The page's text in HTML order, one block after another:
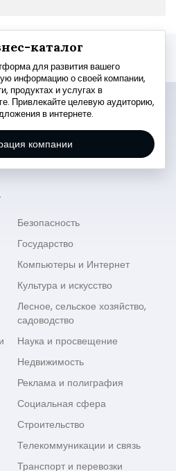
каталог
для развития вашего
информацию о своей компании,
продуктах и услугах в
Привлекайте целевую аудиторию,
в интернете.
компании
Безопасность
Государство
Компьютеры и Интернет
Культура и искусство
Лесное, сельское хозяйство,
садоводство
Наука и просвещение
Недвижимость
Реклама и полиграфия
Социальная сфера
Строительство
Телекоммуникации и связь
Транспорт и перевозки